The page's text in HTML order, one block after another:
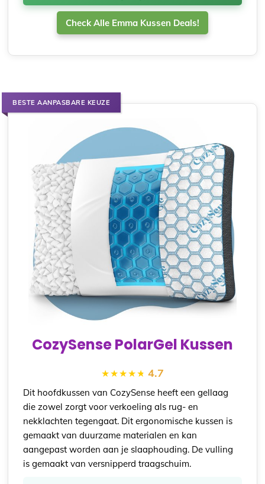
Check Alle Emma Kussen Deals!
BESTE AANPASBARE KEUZE
CozySense PolarGel Kussen
4.7
Dit hoofdkussen van CozySense heeft een gellaag
die zowel zorgt voor verkoeling als rug- en
nekklachten tegengaat. Dit ergonomische kussen is
gemaakt van duurzame materialen en kan
aangepast worden aan je slaaphouding. De vulling
is gemaakt van versnipperd traagschuim.